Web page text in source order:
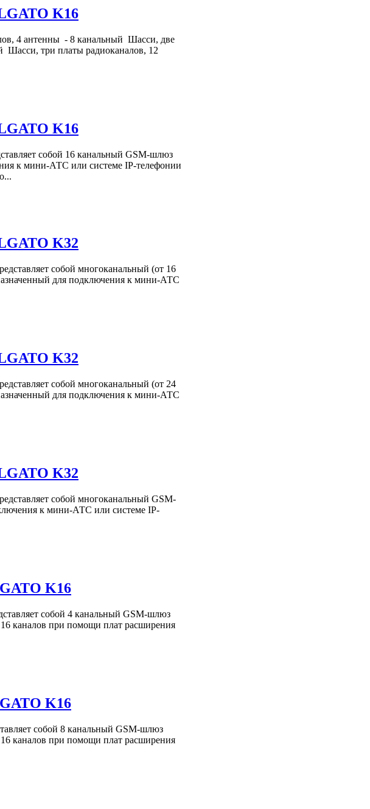
K16
4 антенны - 8 канальный Шасси, две
Шасси, три платы радиоканалов, 12
K16
собой 16 канальный GSM-шлюз
к мини-АТС или системе IP-телефонии
K32
собой многоканальный (от 16
для подключения к мини-АТС
K32
собой многоканальный (от 24
для подключения к мини-АТС
K32
собой многоканальный GSM-
к мини-АТС или системе IP-
K16
собой 4 канальный GSM-шлюз
каналов при помощи плат расширения
K16
собой 8 канальный GSM-шлюз
каналов при помощи плат расширения